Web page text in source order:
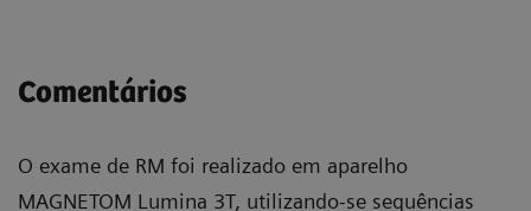
Comentários
O exame de RM foi realizado em aparelho
MAGNETOM Lumina 3T, utilizando-se sequências